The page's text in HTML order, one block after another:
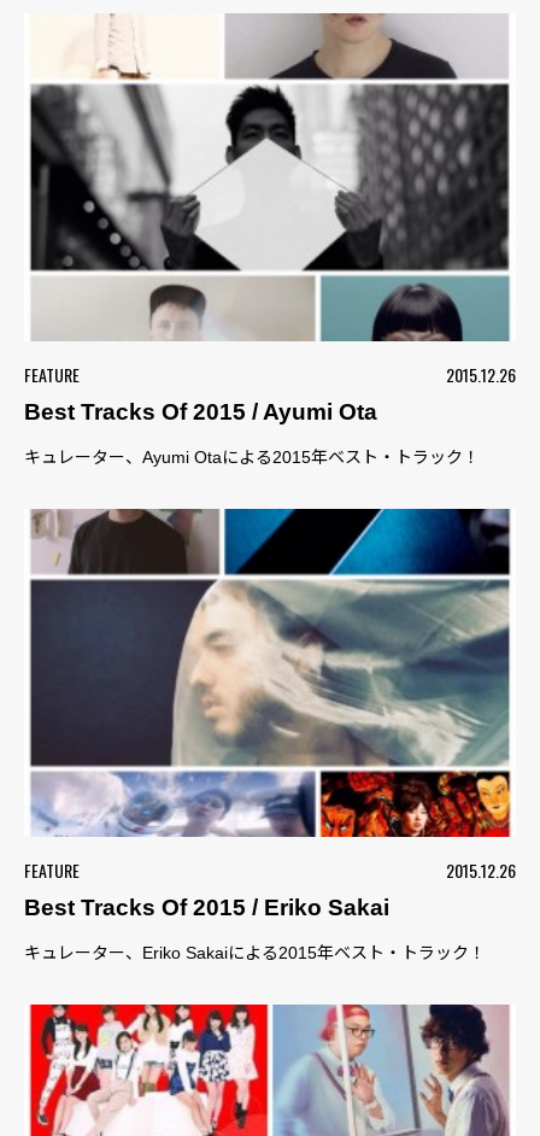
FEATURE
2015.12.26
Best Tracks Of 2015 / Ayumi Ota
キュレーター、Ayumi Otaによる2015年ベスト・トラック！
FEATURE
2015.12.26
Best Tracks Of 2015 / Eriko Sakai
キュレーター、Eriko Sakaiによる2015年ベスト・トラック！